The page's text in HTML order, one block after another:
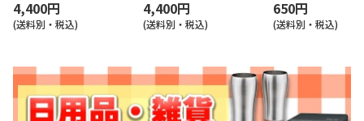
4,400円
(送料別・税込)
4,400円
(送料別・税込)
650円
(送料別・税込)